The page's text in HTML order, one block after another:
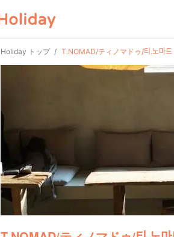
Holiday トップ T.NOMAD/ティノマドゥ/티.노마드